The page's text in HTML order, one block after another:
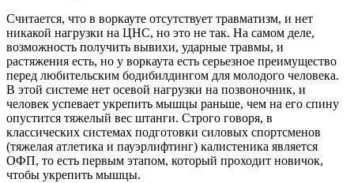
Считается, что в воркауте отсутствует травматизм, и нет
никакой нагрузки на ЦНС, но это не так. На самом деле,
возможность получить вывихи, ударные травмы, и
растяжения есть, но у воркаута есть серьезное преимущество
перед любительским бодибилдингом для молодого человека.
В этой системе нет осевой нагрузки на позвоночник, и
человек успевает укрепить мышцы раньше, чем на его спину
опустится тяжелый вес штанги. Строго говоря, в
классических системах подготовки силовых спортсменов
(тяжелая атлетика и пауэрлифтинг) калистеника является
ОФП, то есть первым этапом, который проходит новичок,
чтобы укрепить мышцы.